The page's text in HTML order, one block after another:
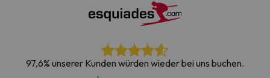
97,6% unserer Kunden würden wieder bei uns buchen.